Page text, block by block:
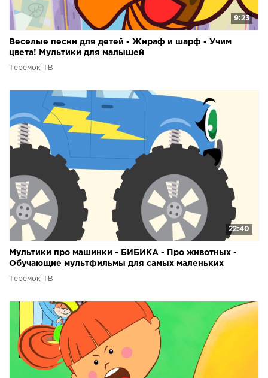
9:23
Веселые песни для детей - Жираф и шарф - Учим
цвета! Мультики для малышей
Теремок ТВ
22:40
Мультики про машинки - БИБИКА - Про животных -
Обучающие мультфильмы для самых маленьких
Теремок ТВ